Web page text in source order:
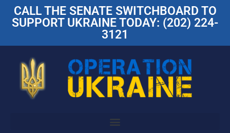
CALL THE SENATE SWITCHBOARD TO
SUPPORT UKRAINE TODAY: (202) 224-
3121